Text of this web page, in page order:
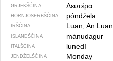
GRJEKŠĆINA Δευτέρα
HORNJOSERBŠĆINA póndźela
IRŠĆINA Luan, An Luan
ISLANDŠĆINA mánudagur
ITALŠĆINA lunedì
JENDŹELŠĆINA Monday